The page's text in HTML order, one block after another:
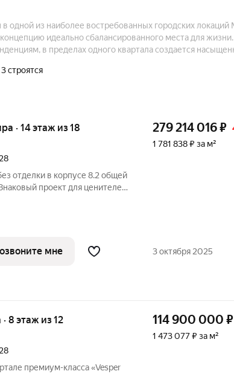
одной из наиболее востребованных городских локаций
идеально сбалансированного места для
в пределах одного квартала создается
3 строятся
· 14 этаж из 18
отделки в корпусе 8.2 общей
проект для ценителей
и воплощает новую
279 214 016₽
1 781 838 ₽ за м²
мне 3 октября 2025
8 этаж из 12
премиум-класса «Vesper
114 900 000 ₽
1 473 077 ₽ за м²